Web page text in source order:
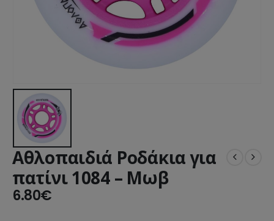
Αθλοπαιδιά Ροδάκια για
πατίνι 1084 – Μωβ
6.80€